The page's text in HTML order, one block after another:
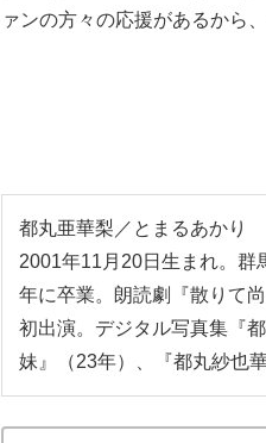
ァンの方々の応援があるから
都丸亜華梨／とまるあかり
2001年11月20日生まれ。群
年に卒業。朗読劇『散りて
初出演。デジタル写真集『
妹』（23年）、『都丸紗也